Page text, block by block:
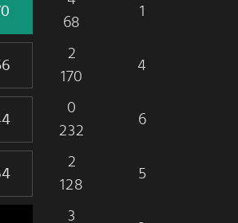
68
1
2
170
4
0
232
6
2
128
5
3